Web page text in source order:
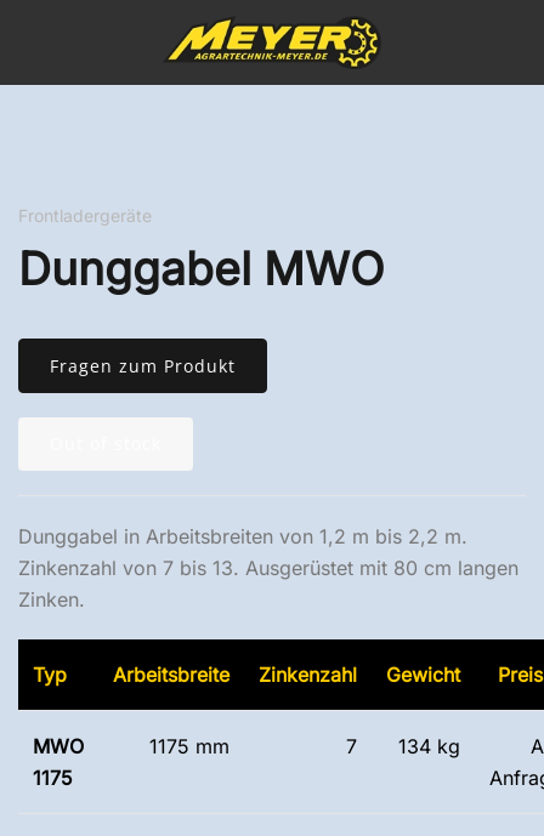
Frontladergeräte
Dunggabel MWO
Fragen zum Produkt
Dunggabel in Arbeitsbreiten von 1,2 m bis 2,2 m.
Zinkenzahl von 7 bis 13. Ausgerüstet mit 80 cm langen
Zinken.
Typ Arbeitsbreite Zinkenzahl Gewicht
MWO
1175
1175 mm 7 134 kg